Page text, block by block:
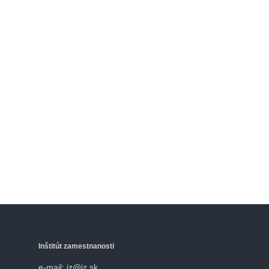
Inštitút zamestnanosti